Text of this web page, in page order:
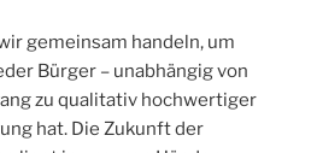
gemeinsam handeln, um
Bürger – unabhängig von
zu qualitativ hochwertiger
hat. Die Zukunft der